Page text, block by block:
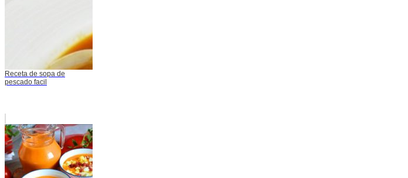
Receta de sopa de
pescado facil